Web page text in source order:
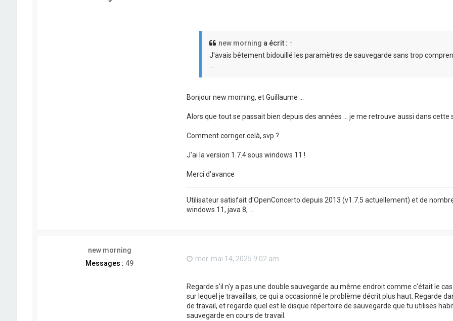
new morning a écrit : ↑
J'avais bêtement bidouillé les paramètres de sauvegarde sans trop
...
Bonjour new morning, et Guillaume ...
Alors que tout se passait bien depuis des années ... je me retrouve aussi dans
Comment corriger celà, svp ?
J'ai la version 1.7.4 sous windows 11 !
Merci d'avance
Utilisateur satisfait d'OpenConcerto depuis 2013 (v1.7.5 actuellement) et de
windows 11, java 8, ...
new morning
Messages : 49
mer. mai 14, 2025 9:02 am
Regarde s'il n'y a pas une double sauvegarde au même endroit comme c'était le
sur lequel je travaillais, ce qui a occasionné le problème décrit plus haut. Regarde
de travail, et regarde quel est le disque répertoire de sauvegarde que tu utilises
sauvegarde en cours de travail.